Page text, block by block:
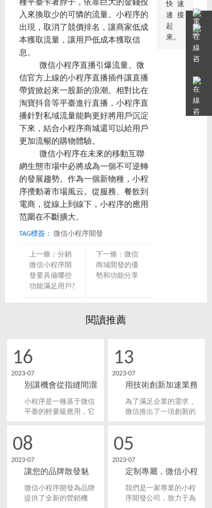
種平臺卡著脖子，依靠巨大的金錢投
入來換取少的可憐的流量。小程序的
出現，取消了競價排名，讓商家低成
本獲取流量，讓用戶低成本獲取信
息。
微信小程序直播引爆流量。微
信官方上線的小程序直播插件讓直播
帶貨掀起來一股新的浪潮。相對比在
淘寶抖音等平臺進行直播，小程序直
播針對私域流量能夠更好將用戶沉淀
下來，結合小程序商城還可以給用戶
更加流暢的購物體驗。
微信小程序在未來的移動互聯
網生態市場中必將成為一個不可逆轉
的發展趨勢。作為一個新物種，小程
序攪動著市場風云。從服務、餐飲到
電商，從線上到線下，小程序的應用
范圍在不斷擴大。
TAG標簽： 微信小程序開發
上一條：分銷
微信小程序開
發要具備哪些
功能滿足用戶?
下一條：微信
商城開發的優
勢和功能分享
快速
連接
起
來。
閱讀推薦
16
2023-07
別讓機會從指縫間溜
走，微信小程序開發
為業務增添新活力！
小程序是一種基于微信
平臺的輕量級應用，它
用戶可以隨時隨地通過
開小程序進行使用。微
信小程序開發的興起給
企業和個人帶來了許多
新的商機，對業務增添
了新的活力。
13
2023-07
用技術創新加速業務
增長，微信小程序開
發助你開創新商機！
為了滿足企業的需求，
微信推出了一項創新的
僅能夠為企業提供更便
式，還能幫助企業開辟
新的商機。
08
2023-07
讓您的品牌散發魅
力，微信小程序開發
帶來全新營銷機遇！
微信小程序開發為品牌
提供了全新的營銷機
05
2023-07
定制專屬，微信小程
序開發，為您提供解
決方案！
我們是一家專業的小程
序開發公司，致力于為